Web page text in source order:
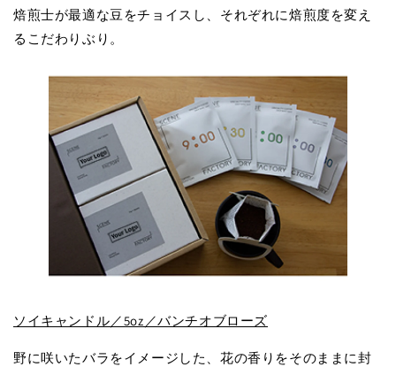
焙煎士が最適な豆をチョイスし、それぞれに焙煎度を変え
るこだわりぶり。
ソイキャンドル／5oz／バンチオブローズ
野に咲いたバラをイメージした、花の香りをそのままに封